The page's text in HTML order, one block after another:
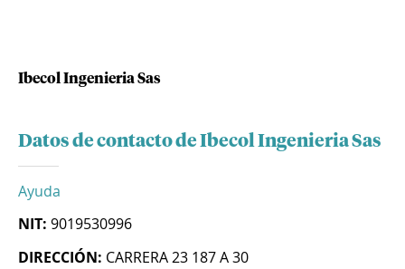
Ibecol Ingenieria Sas
Datos de contacto de Ibecol Ingenieria Sas
Ayuda
NIT: 9019530996
DIRECCIÓN: CARRERA 23 187 A 30